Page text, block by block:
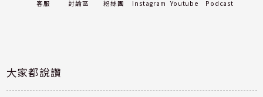
客服 討論區 粉絲團 Instagram Youtube Podcast
大家都說讚